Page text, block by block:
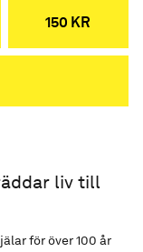
150 KR
liv till
för över 100 år